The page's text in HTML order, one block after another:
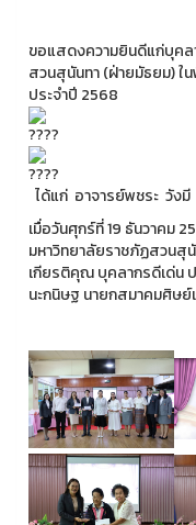
ขอแสดงความยินดีแก่บุคล
สวนสุนันทา (ฝ่ายมัธยม) ใ
ประจำปี 2568
ได้แก่ อาจารย์พชระ วัง
เมื่อวันศุกร์ที่ 19 ธันวาคม
มหาวิทยาลัยราชภัฏสวนสุ
เกียรติคุณ บุคลากรดีเด่น
นะกนิษฐ นายกสมาคมศิษย์